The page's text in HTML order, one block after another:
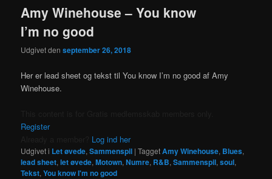
Amy Winehouse – You know
I’m no good
Udgivet denseptember 26, 2018
Her er lead sheet og tekst til You know I’m no good af Amy
Winehouse.
Register
Log ind her
Udgivet i Let øvede,Sammenspil |TaggetAmy Winehouse, Blues,
lead sheet,let øvede,Motown,Numre, R&B,Sammenspil,soul,
Tekst,You know I'm no good